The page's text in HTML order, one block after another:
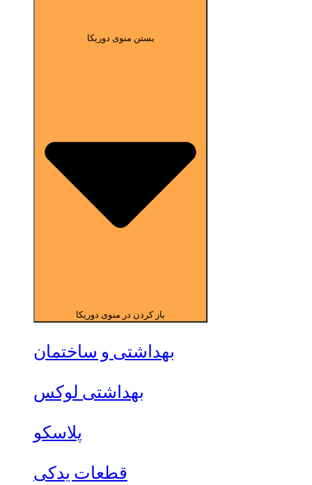
بستن منوی دوریکا
باز کردن در منوی دوریکا
بهداشتی و ساختمان
بهداشتی لوکس
پلاسکو
قطعات یدکی